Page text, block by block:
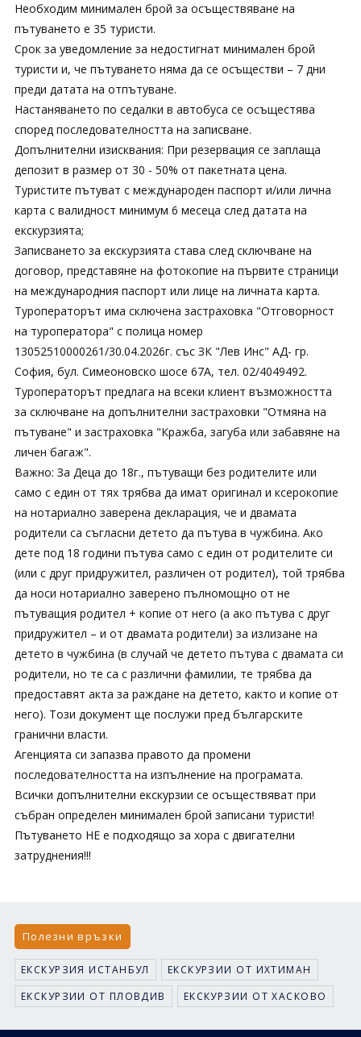
Необходим минимален брой за осъществяване на
пътуването е 35 туристи.
Срок за уведомление за недостигнат минимален брой
туристи и, че пътуването няма да се осъществи – 7 дни
преди датата на отпътуване.
Настаняването по седалки в автобуса се осъщестява
според последователността на записване.
Допълнителни изисквания: При резервация се заплаща
депозит в размер от 30 - 50% от пакетната цена.
Туристите пътуват с международен паспорт и/или лична
карта с валидност минимум 6 месеца след датата на
екскурзията;
Записването за екскурзията става след сключване на
договор, представяне на фотокопие на първите страници
на международния паспорт или лице на личната карта.
Туроператорът има сключена застраховка "Отговорност
на туроператора" с полица номер
13052510000261/30.04.2026г. със ЗК "Лев Инс" АД- гр.
София, бул. Симеоновско шосе 67А, тел. 02/4049492.
Туроператорът предлага на всеки клиент възможността
за сключване на допълнителни застраховки "Отмяна на
пътуване" и застраховка "Кражба, загуба или забавяне на
личен багаж".
Важно: За Деца до 18г., пътуващи без родителите или
само с един от тях трябва да имат оригинал и ксерокопие
на нотариално заверена декларация, че и двамата
родители са съгласни детето да пътува в чужбина. Ако
дете под 18 години пътува само с един от родителите си
(или с друг придружител, различен от родител), той трябва
да носи нотариално заверено пълномощно от не
пътуващия родител + копие от него (а ако пътува с друг
придружител – и от двамата родители) за излизане на
детето в чужбина (в случай че детето пътува с двамата си
родители, но те са с различни фамилии, те трябва да
предоставят акта за раждане на детето, както и копие от
него). Този документ ще послужи пред българските
гранични власти.
Агенцията си запазва правото да промени
последователността на изпълнение на програмата.
Всички допълнителни екскурзии се осъществяват при
събран определен минимален брой записани туристи!
Пътуването НЕ е подходящо за хора с двигателни
затруднения!!!
Полезни връзки
ЕКСКУРЗИЯ ИСТАНБУЛ
ЕКСКУРЗИИ ОТ ИХТИМАН
ЕКСКУРЗИИ ОТ ПЛОВДИВ
ЕКСКУРЗИИ ОТ ХАСКОВО